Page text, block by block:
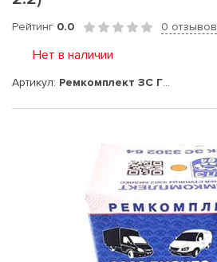
Рейтинг 0.0 0 отзывов
Нет в наличии
Артикул: Ремкомплект ЗС ГЗель 3302,Соболь /64/